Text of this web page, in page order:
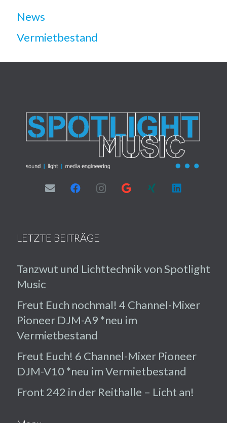
News
Vermietbestand
LETZTE BEITRÄGE
Tanzwut und Lichttechnik von Spotlight
Music
Freut Euch nochmal! 4 Channel-Mixer
Pioneer DJM-A9 *neu im
Vermietbestand
Freut Euch! 6 Channel-Mixer Pioneer
DJM-V10 *neu im Vermietbestand
Front 242 in der Reithalle – Licht an!